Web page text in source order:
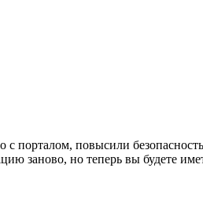
порталом, повысили
заново, но теперь вы будете